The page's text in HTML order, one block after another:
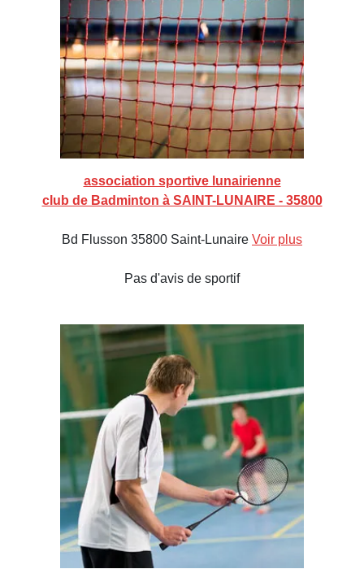
association sportive lunairienne
club de Badminton à SAINT-LUNAIRE - 35800
Bd Flusson 35800 Saint-Lunaire Voir plus
Pas d'avis de sportif